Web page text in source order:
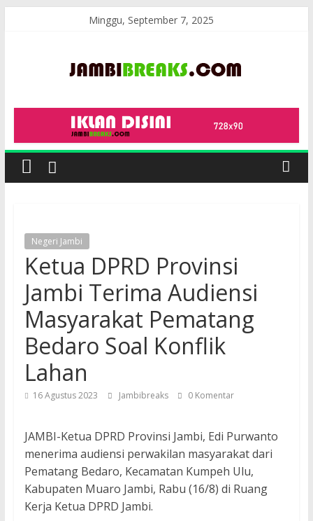
Minggu, September 7, 2025
JambiBreaks
Negeri Jambi
Ketua DPRD Provinsi
Jambi Terima Audiensi
Masyarakat Pematang
Bedaro Soal Konflik
Lahan
16 Agustus 2023 Jambibreaks 0 Komentar
JAMBI-Ketua DPRD Provinsi Jambi, Edi Purwanto
menerima audiensi perwakilan masyarakat dari
Pematang Bedaro, Kecamatan Kumpeh Ulu,
Kabupaten Muaro Jambi, Rabu (16/8) di Ruang
Kerja Ketua DPRD Jambi.